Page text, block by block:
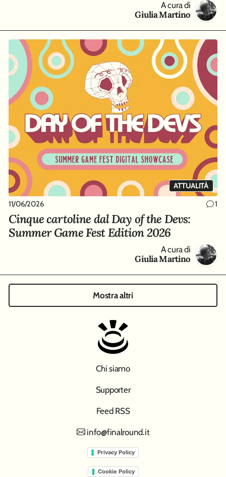
A cura di
Giulia Martino
ATTUALITÀ
11/06/2026 1
Cinque cartoline dal Day of the Devs:
Summer Game Fest Edition 2026
A cura di
Giulia Martino
Mostra altri
Chi siamo
Supporter
Feed RSS
info@finalround.it
Privacy Policy
Cookie Policy